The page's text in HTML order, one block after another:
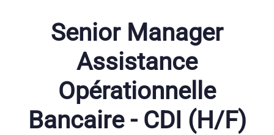
Senior Manager
Assistance
Opérationnelle
Bancaire - CDI (H/F)